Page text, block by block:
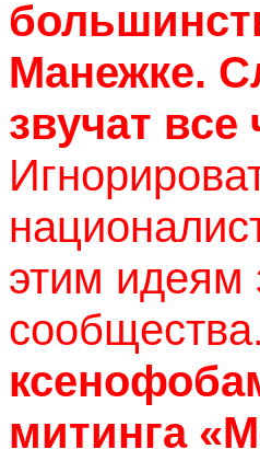
Манежке.
звучат все
этим идеям
сообщества.
митинга